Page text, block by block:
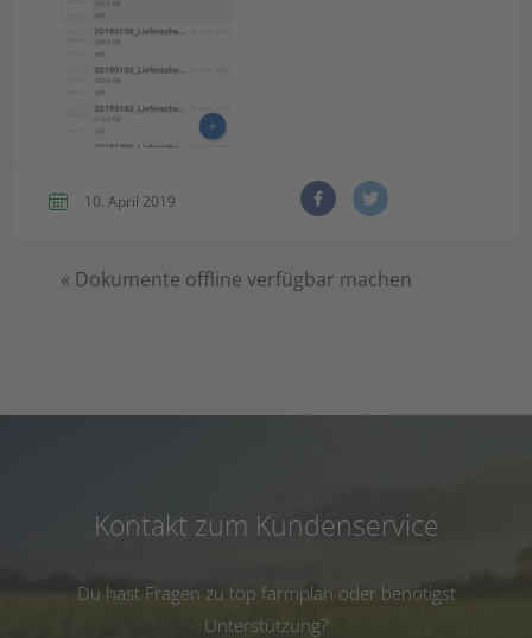
10. April 2019
« Dokumente offline verfügbar machen
Kontakt zum Kundenservice
Du hast Fragen zu top farmplan oder benötigst
Unterstützung?